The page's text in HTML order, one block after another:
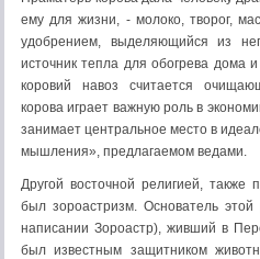
ему для жизни, - молоко, творог,
удобрением, выделяющийся из
источник тепла для обогрева дома
коровий навоз считается
корова играет важную роль в
занимает центральное место в
мышления», предлагаемом ведами.
Другой восточной религией, также
был зороастризм. Основатель этой
написании Зороастр), живший в
был известным защитником